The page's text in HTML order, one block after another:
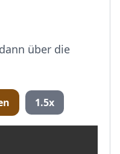
über die
1.5x